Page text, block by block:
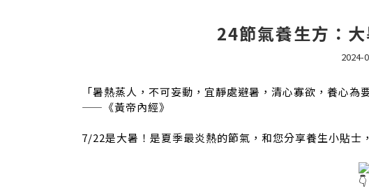
24節氣養生方：
2024-
「暑熱蒸人，不可妄動，宜靜處避暑，清心寡欲，養心為要
——《黃帝內經》
7/22是大暑！是夏季最炎熱的節氣，和您分享養生小貼士